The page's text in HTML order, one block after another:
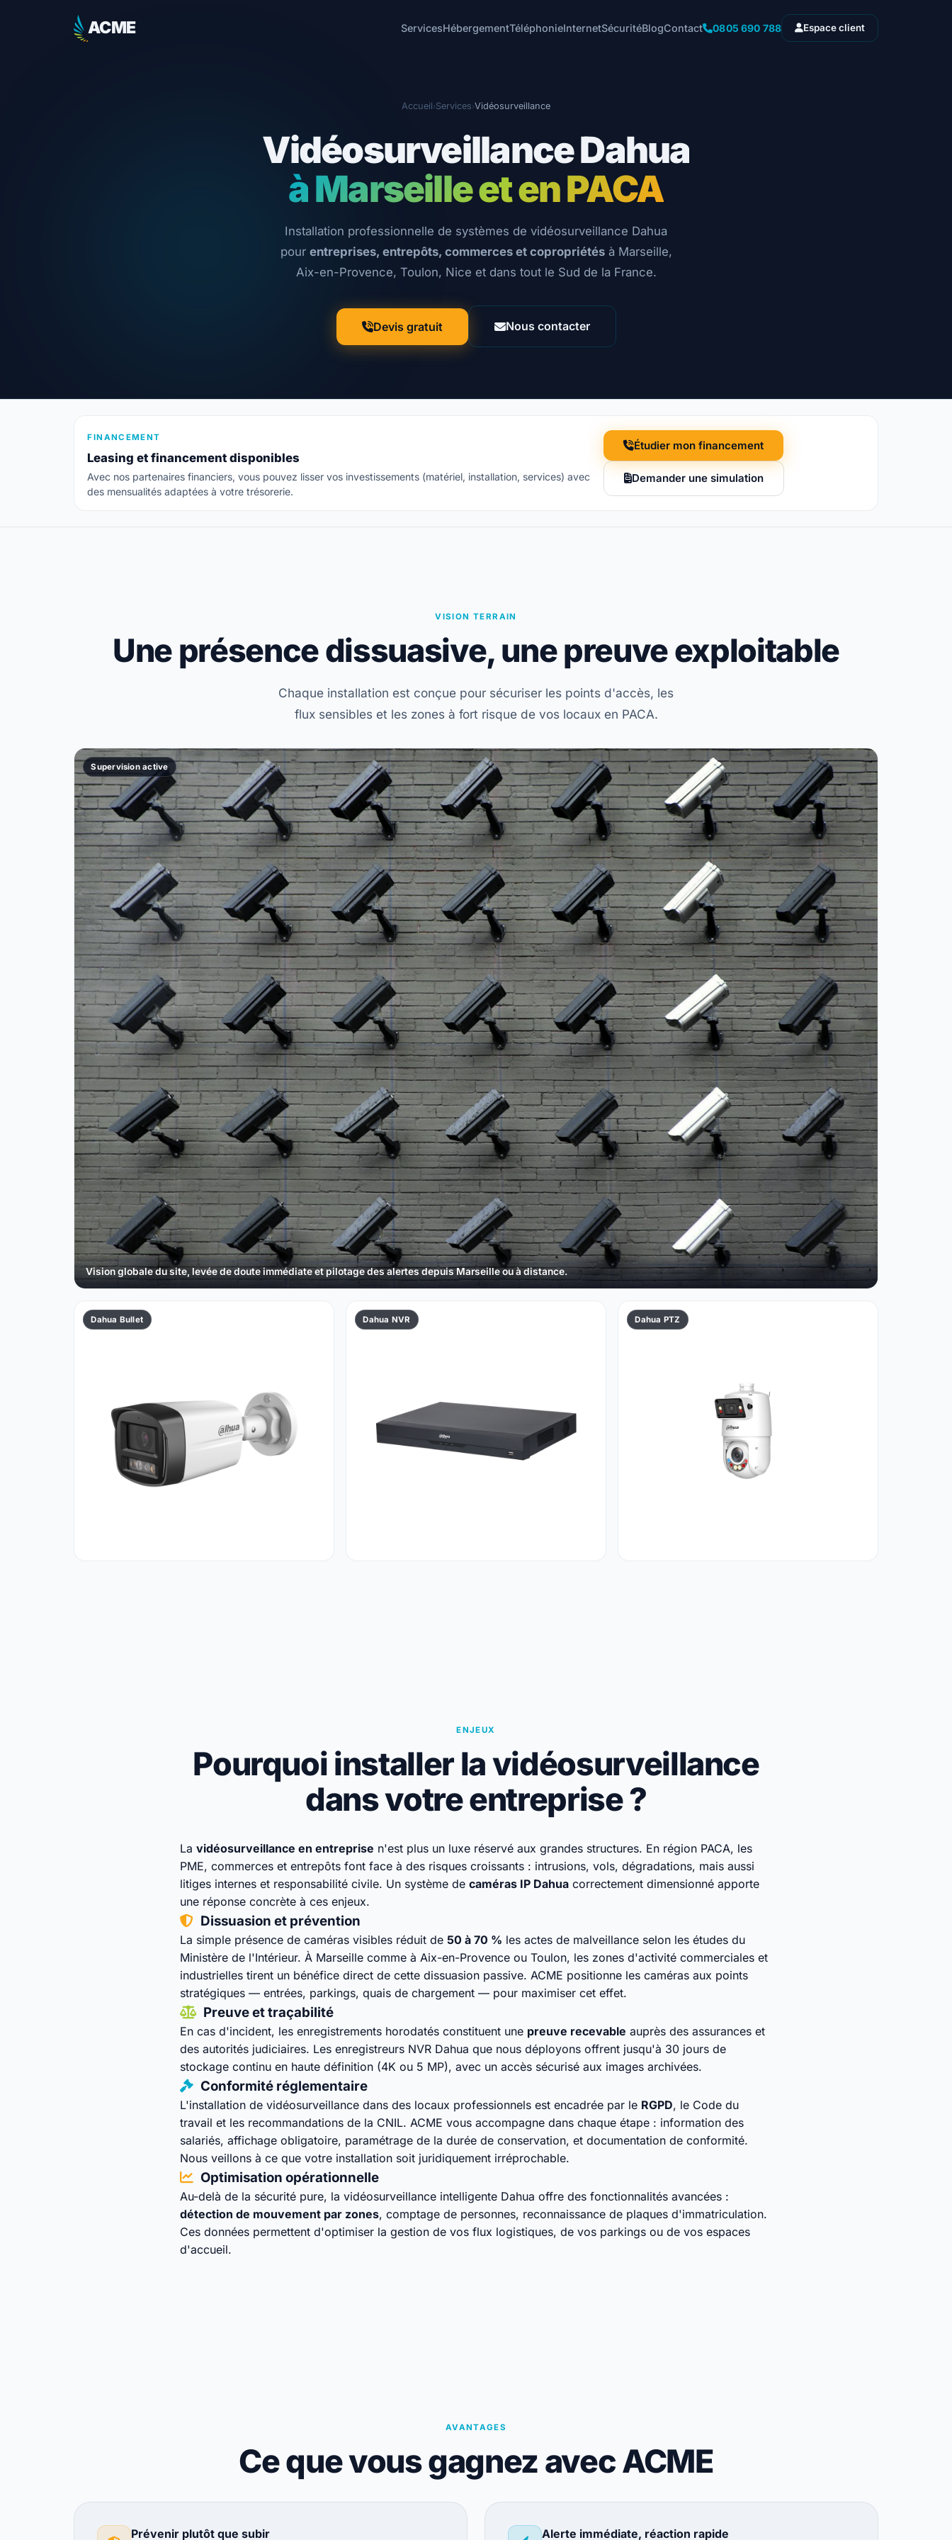
ACME ServicesHébergementTéléphonieInternetSécuritéBlogContact 0805 690 788 Espace client
Accueil›Services›Vidéosurveillance
Vidéosurveillance Dahua
à Marseille et en PACA
Installation professionnelle de systèmes de vidéosurveillance Dahua
pour entreprises, entrepôts, commerces et copropriétésà Marseille,
Aix-en-Provence, Toulon, Nice et dans tout le Sud de la France.
Devis gratuit Nous contacter
FINANCEMENT
Leasing et financement disponibles
Avec nos partenaires financiers, vous pouvez lisser vos investissements (matériel, installation, services) avec
des mensualités adaptées à votre trésorerie.
Étudier mon financement
Demander une simulation
VISION TERRAIN
Une présence dissuasive, une preuve exploitable
Chaque installation est conçue pour sécuriser les points d'accès, les
flux sensibles et les zones à fort risque de vos locaux en PACA.
Supervision active
Vision globale du site, levée de doute immédiate et pilotage des alertes depuis Marseille ou à distance.
Dahua Bullet Dahua NVR Dahua PTZ
ENJEUX
Pourquoi installer la vidéosurveillance
dans votre entreprise ?
La vidéosurveillance en entreprise n'est plus un luxe réservé aux grandes structures. En région PACA, les
PME, commerces et entrepôts font face à des risques croissants : intrusions, vols, dégradations, mais aussi
litiges internes et responsabilité civile. Un système de caméras IP Dahua correctement dimensionné apporte
une réponse concrète à ces enjeux.
Dissuasion et prévention
La simple présence de caméras visibles réduit de 50 à 70 % les actes de malveillance selon les études du
Ministère de l'Intérieur. À Marseille comme à Aix-en-Provence ou Toulon, les zones d'activité commerciales et
industrielles tirent un bénéfice direct de cette dissuasion passive. ACME positionne les caméras aux points
stratégiques — entrées, parkings, quais de chargement — pour maximiser cet effet.
Preuve et traçabilité
En cas d'incident, les enregistrements horodatés constituent une preuve recevable auprès des assurances et
des autorités judiciaires. Les enregistreurs NVR Dahua que nous déployons offrent jusqu'à 30 jours de
stockage continu en haute définition (4K ou 5 MP), avec un accès sécurisé aux images archivées.
Conformité réglementaire
L'installation de vidéosurveillance dans des locaux professionnels est encadrée par le RGPD, le Code du
travail et les recommandations de la CNIL. ACME vous accompagne dans chaque étape : information des
salariés, affichage obligatoire, paramétrage de la durée de conservation, et documentation de conformité.
Nous veillons à ce que votre installation soit juridiquement irréprochable.
Optimisation opérationnelle
Au-delà de la sécurité pure, la vidéosurveillance intelligente Dahua offre des fonctionnalités avancées :
détection de mouvement par zones, comptage de personnes, reconnaissance de plaques d'immatriculation.
Ces données permettent d'optimiser la gestion de vos flux logistiques, de vos parkings ou de vos espaces
d'accueil.
AVANTAGES
Ce que vous gagnez avec ACME
Prévenir plutôt que subir Alerte immédiate, réaction rapide